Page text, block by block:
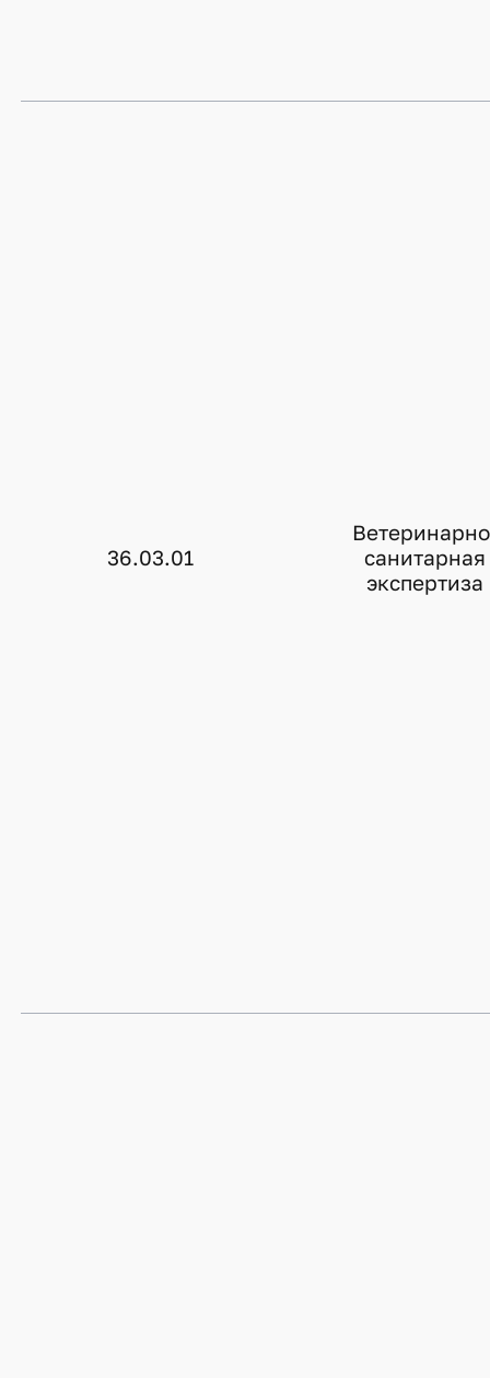
36.03.01
санитарная
экспертиза